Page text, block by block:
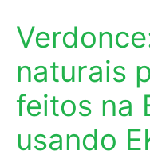
naturais
feitos na
usando